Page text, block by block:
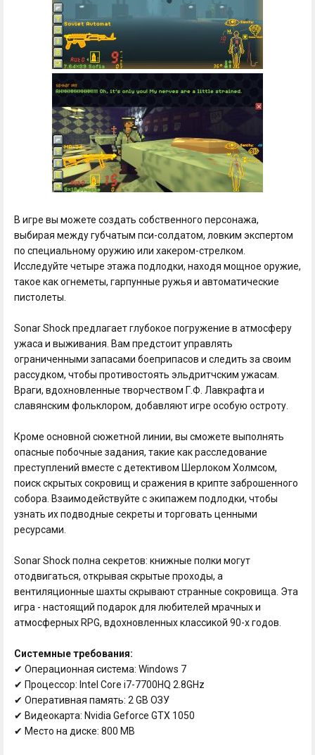
В игре вы можете создать собственного персонажа,
выбирая между губчатым пси-солдатом, ловким экспертом
по специальному оружию или хакером-стрелком.
Исследуйте четыре этажа подлодки, находя мощное оружие,
такое как огнеметы, гарпунные ружья и автоматические
пистолеты.
Sonar Shock предлагает глубокое погружение в атмосферу
ужаса и выживания. Вам предстоит управлять
ограниченными запасами боеприпасов и следить за своим
рассудком, чтобы противостоять эльдритчским ужасам.
Враги, вдохновленные творчеством Г.Ф. Лавкрафта и
славянским фольклором, добавляют игре особую остроту.
Кроме основной сюжетной линии, вы сможете выполнять
опасные побочные задания, такие как расследование
преступлений вместе с детективом Шерлоком Холмсом,
поиск скрытых сокровищ и сражения в крипте заброшенного
собора. Взаимодействуйте с экипажем подлодки, чтобы
узнать их подводные секреты и торговать ценными
ресурсами.
Sonar Shock полна секретов: книжные полки могут
отодвигаться, открывая скрытые проходы, а
вентиляционные шахты скрывают странные сокровища. Эта
игра - настоящий подарок для любителей мрачных и
атмосферных RPG, вдохновленных классикой 90-х годов.
Системные требования:
✔ Операционная система: Windows 7
✔ Процессор: Intel Core i7-7700HQ 2.8GHz
✔ Оперативная память: 2 GB ОЗУ
✔ Видеокарта: Nvidia Geforce GTX 1050
✔ Место на диске: 800 MB